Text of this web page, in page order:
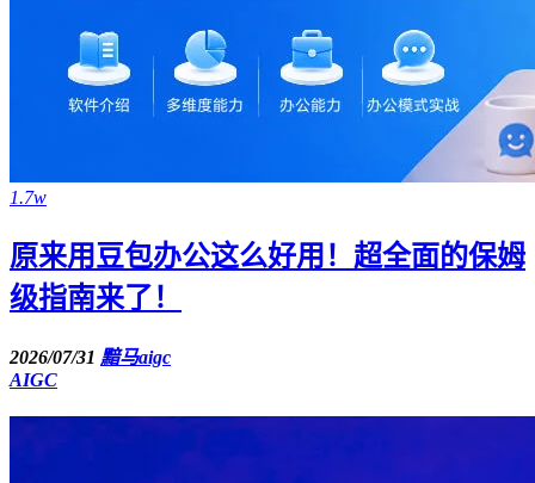
1.7w
原来用豆包办公这么好用！超全面的保姆
级指南来了！
2026/07/31 黯马aigc
AIGC